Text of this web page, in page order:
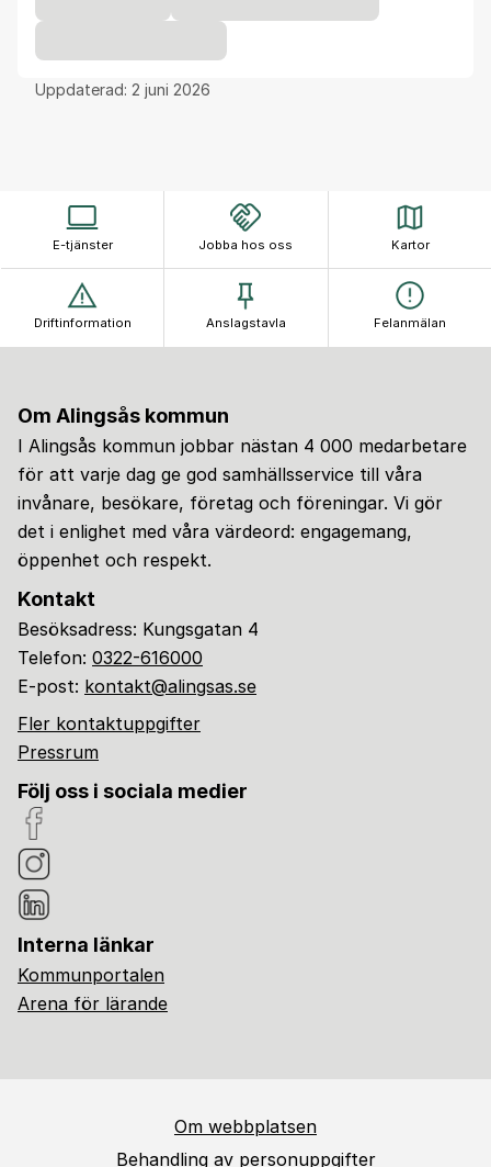
Uppdaterad: 2 juni 2026
E-tjänster Jobba hos oss Kartor
Driftinformation Anslagstavla Felanmälan
Om Alingsås kommun
I Alingsås kommun jobbar nästan 4 000 medarbetare
för att varje dag ge god samhällsservice till våra
invånare, besökare, företag och föreningar. Vi gör
det i enlighet med våra värdeord: engagemang,
öppenhet och respekt.
Kontakt
Besöksadress: Kungsgatan 4
Telefon: 0322-616000
E-post: kontakt@alingsas.se
Fler kontaktuppgifter
Pressrum
Följ oss i sociala medier
Interna länkar
Kommunportalen
Arena för lärande
Om webbplatsen
Behandling av personuppgifter